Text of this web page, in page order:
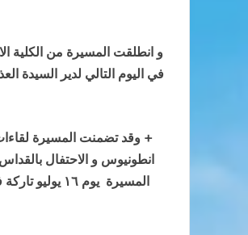
و انطلقت المسيرة من الكلية
في اليوم التالي لدير السيدة
+ وقد تضمنت المسيرة
انطونيوس و الاحتفال
المسيرة